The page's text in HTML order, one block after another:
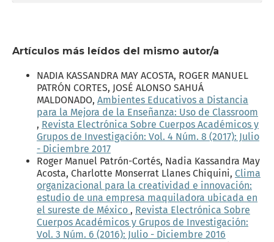
Artículos más leídos del mismo autor/a
NADIA KASSANDRA MAY ACOSTA, ROGER MANUEL
PATRÓN CORTES, JOSÉ ALONSO SAHUÁ
MALDONADO, Ambientes Educativos a Distancia
para la Mejora de la Enseñanza: Uso de Classroom
, Revista Electrónica Sobre Cuerpos Académicos y
Grupos de Investigación: Vol. 4 Núm. 8 (2017): Julio
- Diciembre 2017
Roger Manuel Patrón-Cortés, Nadia Kassandra May
Acosta, Charlotte Monserrat Llanes Chiquini, Clima
organizacional para la creatividad e innovación:
estudio de una empresa maquiladora ubicada en
el sureste de México , Revista Electrónica Sobre
Cuerpos Académicos y Grupos de Investigación:
Vol. 3 Núm. 6 (2016): Julio - Diciembre 2016